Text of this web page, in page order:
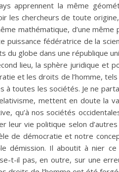
apprennent la même
les chercheurs de toute
mathématique, d’une
puissance fédératrice de la
du globe dans une république
lieu, la sphère juridique et
et les droits de l’homme,
à toutes les sociétés. Je ne
mettent en doute la
qu’à nos sociétés
leur vie politique selon
de démocratie et notre
démission. Il aboutit à nier
t-il pas, en outre, sur une